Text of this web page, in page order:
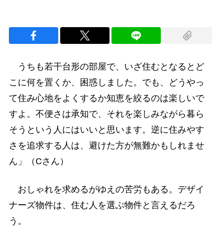
うちも若干台形の部屋で、いざ住むとなるとど
こに何を置くか、困惑しました。でも、どうやっ
て住み心地をよくするか知恵を絞るのは楽しいで
すよ。不便さは承知で、それを楽しみながら暮ら
そうという人にはいいと思います。逆に住みやす
さを追求する人は、避けた方が無難かもしれませ
ん」（Cさん）
おしゃれを求めるがゆえの苦労もある。デザイ
ナーズ物件は、住む人を選ぶ物件と言えるだろ
う。